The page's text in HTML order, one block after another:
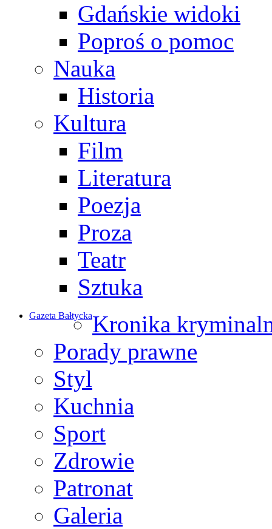
Gdańskie widoki
Poproś o pomoc
Nauka
Historia
Kultura
Film
Literatura
Poezja
Proza
Teatr
Sztuka
Gazeta BałtyckaKronika
Porady prawne
Styl
Kuchnia
Sport
Zdrowie
Patronat
Galeria